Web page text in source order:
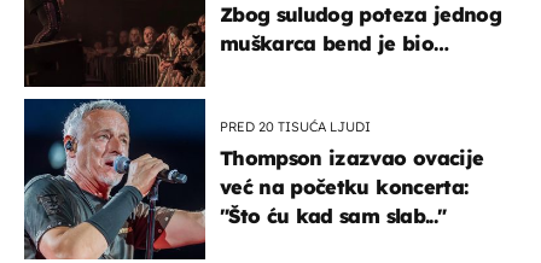
Zbog suludog poteza jednog
muškarca bend je bio
PRED 20 TISUĆA LJUDI
Thompson izazvao ovacije
već na početku koncerta:
"Što ću kad sam slab..."